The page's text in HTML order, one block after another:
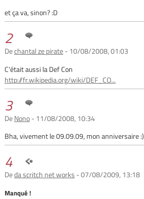
et ça va, sinon? :D
2
Dechantal ze pirate- 10/08/2008, 01:03
C'était aussi la Def Con
http://fr.wikipedia.org/wiki/DEF_CO...
3
DeNono- 11/08/2008, 10:34
Bha, vivement le 09.09.09, mon anniversaire :)
4
Deda scritch net works - 07/08/2009, 13:18
Manqué !